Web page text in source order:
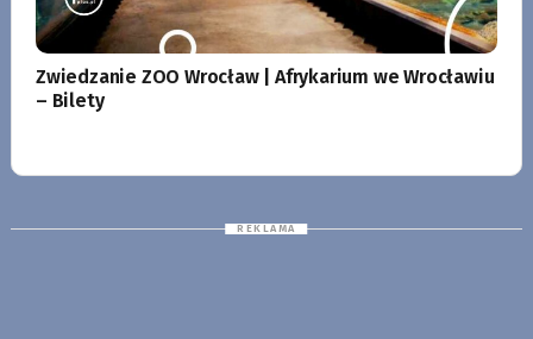
Zwiedzanie ZOO Wrocław | Afrykarium we Wrocławiu
– Bilety